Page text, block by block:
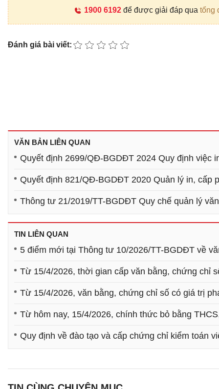
1900 6192để được giải đáp qua tổng
Đánh giá bài viết:
VĂN BẢN LIÊN QUAN
Quyết định 2699/QĐ-BGDĐT 2024 Quy định việc
Quyết định 821/QĐ-BGDĐT 2020 Quản lý in, cấp
Thông tư 21/2019/TT-BGDĐT Quy chế quản lý
TIN LIÊN QUAN
5 điểm mới tại Thông tư 10/2026/TT-BGDĐT về
Từ 15/4/2026, thời gian cấp văn bằng, chứng chỉ
Từ 15/4/2026, văn bằng, chứng chỉ số có giá trị
Từ hôm nay, 15/4/2026, chính thức bỏ bằng
Quy định về đào tạo và cấp chứng chỉ kiểm toán